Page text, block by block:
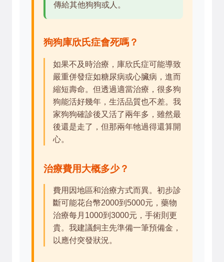
傳給其他狗狗或人。
狗狗庫欣氏症會死嗎？
如果不及時治療，庫欣氏症可能導致
嚴重併發症如糖尿病或心臟病，進而
縮短壽命。但透過適當治療，很多狗
狗能活好幾年，生活品質也不差。我
家狗狗確診後又活了兩年多，雖然最
後還是走了，但那兩年牠過得還算開
心。
治療費用大概多少？
費用因地區和治療方式而異。初步診
斷可能花台幣2000到5000元，藥物
治療每月1000到3000元，手術則更
貴。我建議飼主先準備一筆預備金，
以應付突發狀況。